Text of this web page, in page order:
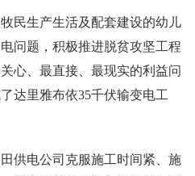
民生产生活及配套建设的幼儿
问题，积极推进脱贫攻坚工程
心、最直接、最现实的利益问
达里雅布依35千伏输变电工
供电公司克服施工时间紧、施